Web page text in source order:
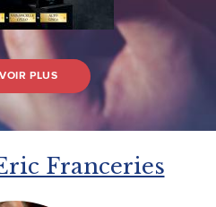
PLUS
Franceries